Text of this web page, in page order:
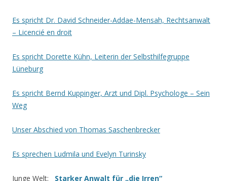
Es spricht Dr. David Schneider-Addae-Mensah, Rechtsanwalt
– Licencié en droit
Es spricht Dorette Kühn, Leiterin der Selbsthilfegruppe
Lüneburg
Es spricht Bernd Kuppinger, Arzt und Dipl. Psychologe – Sein
Weg
Unser Abschied von Thomas Saschenbrecker
Es sprechen Ludmila und Evelyn Turinsky
Junge Welt: Starker Anwalt für „die Irren“